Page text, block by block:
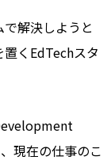
解決しようと
くEdTechスタ
現在の仕事のこ